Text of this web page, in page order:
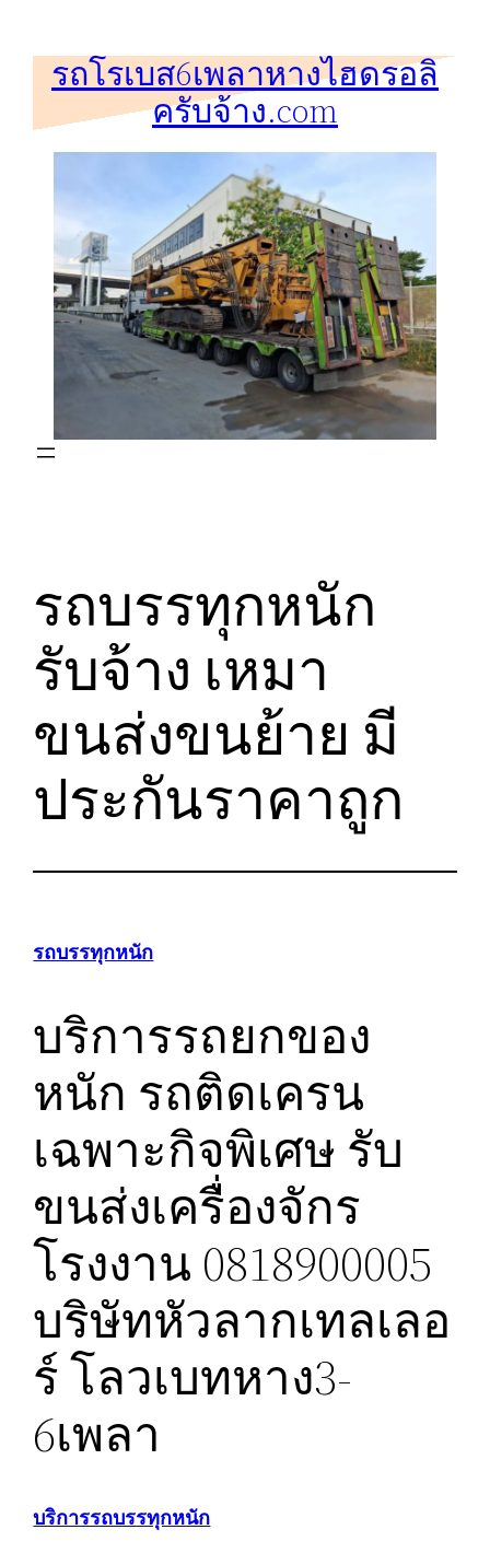
รถโรเบส6เพลาหางไฮดรอลิ
ครับจ้าง.com
รถบรรทุกหนัก
รับจ้าง เหมา
ขนส่งขนย้าย มี
ประกันราคาถูก
รถบรรทุกหนัก
บริการรถยกของ
หนัก รถติดเครน
เฉพาะกิจพิเศษ รับ
ขนส่งเครื่องจักร
โรงงาน 0818900005
บริษัทหัวลากเทลเลอ
ร์ โลวเบทหาง3-
6เพลา
บริการรถบรรทุกหนัก